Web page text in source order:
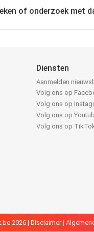
of onderzoek met
Diensten
Aanmelden
Volg ons op
Volg ons op
Volg ons op
Volg ons op
2026 | Disclaimer|